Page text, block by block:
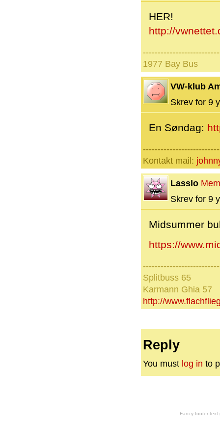
HER!
http://
1977 Bay Bus
VW-klub
Skrev for 9
En Søndag:
Kontakt mail:
Lasslo
Skrev for 9
Midsummer
https://
Splitbuss 65
Karmann Ghia 57
http://
Reply
You must log in to
Fancy footer